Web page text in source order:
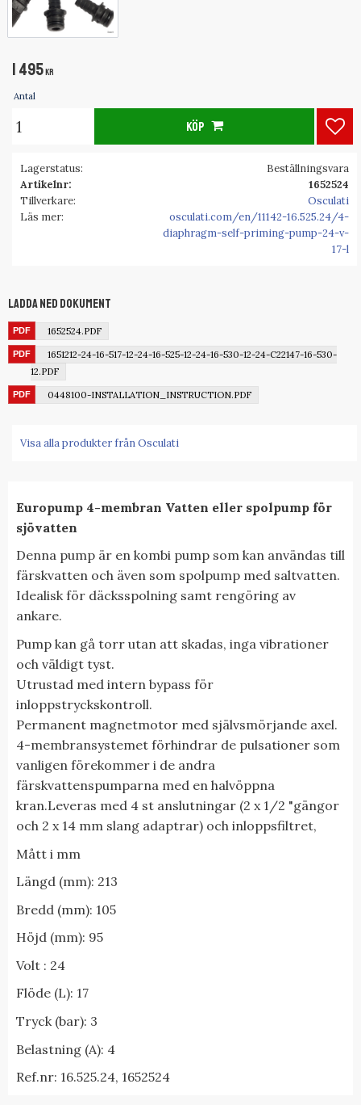
1 495 KR
Antal
KÖP
Lagerstatus
Beställningsvara
Artikelnr
1652524
Tillverkare
Osculati
Läs mer
osculati.com/en/11142-16.525.24/4-
diaphragm-self-priming-pump-24-v-
17-l
Ladda ned dokument
1652524.PDF
1651212-24-16-517-12-24-16-525-12-24-16-530-12-24-C22147-16-530-
12.PDF
0448100-INSTALLATION_INSTRUCTION.PDF
Visa alla produkter från Osculati
Europump 4-membran Vatten eller spolpump för
sjövatten
Denna pump är en kombi pump som kan användas till
färskvatten och även som spolpump med saltvatten.
Idealisk för däcksspolning samt rengöring av
ankare.
Pump kan gå torr utan att skadas, inga vibrationer
och väldigt tyst.
Utrustad med intern bypass för
inloppstryckskontroll.
Permanent magnetmotor med självsmörjande axel.
4-membransystemet förhindrar de pulsationer som
vanligen förekommer i de andra
färskvattenspumparna med en halvöppna
kran.Leveras med 4 st anslutningar (2 x 1/2 "gängor
och 2 x 14 mm slang adaptrar) och inloppsfiltret,
Mått i mm
Längd (mm): 213
Bredd (mm): 105
Höjd (mm): 95
Volt : 24
Flöde (L): 17
Tryck (bar): 3
Belastning (A): 4
Ref.nr: 16.525.24, 1652524